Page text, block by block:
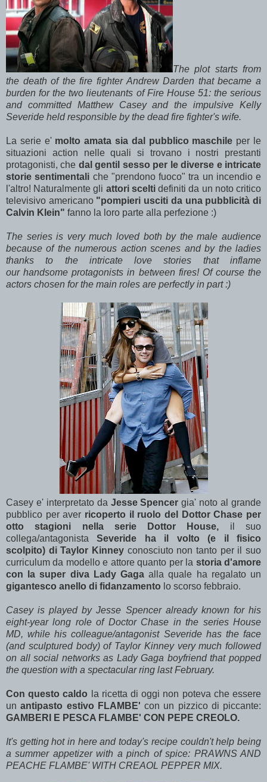
The plot starts from
the death of the fire fighter Andrew Darden that became a
burden for the two lieutenants of Fire House 51: the serious
and committed Matthew Casey and the impulsive Kelly
Severide held responsible by the dead fire fighter's wife.
La serie e' molto amata sia dal pubblico maschile per le
situazioni action nelle quali si trovano i nostri prestanti
protagonisti, che dal gentil sesso per le diverse e intricate
storie sentimentali che "prendono fuoco" tra un incendio e
l'altro! Naturalmente gli attori sceltidefiniti da un noto critico
televisivo americano "pompieri usciti da una pubblicità di
Calvin Klein" fanno la loro parte alla perfezione :)
The series is very much loved both by the male audience
because of the numerous action scenes and by the ladies
thanks to the intricate love stories that inflame
our handsome protagonists in between fires! Of course the
actors chosen for the main roles are perfectly in part :)
Casey e' interpretato da Jesse Spencergia' noto al grande
pubblico per aver ricoperto il ruolo del Dottor Chase per
otto stagioni nella serie Dottor House, il suo
collega/antagonistaSeveride ha il volto (e il fisico
scolpito) di Taylor Kinney conosciuto non tanto per il suo
curriculum da modello e attore quanto per la storia d'amore
con la super diva Lady Gaga alla quale ha regalato un
gigantesco anello di fidanzamento lo scorso febbraio.
Casey is played by Jesse Spencer already known for his
eight-year long role of Doctor Chase in the series House
MD, while his colleague/antagonist Severide has the face
(and sculptured body) of Taylor Kinney very much followed
on all social networks as Lady Gaga boyfriend that popped
the question with a spectacular ring last February.
Con questo caldo la ricetta di oggi non poteva che essere
unantipasto estivo FLAMBE' con un pizzico di piccante:
GAMBERI E PESCA FLAMBE' CON PEPE CREOLO.
It's getting hot in here and today's recipe couldn't help being
a summer appetizer with a pinch of spice: PRAWNS AND
PEACHE FLAMBE' WITH CREAOL PEPPER MIX.